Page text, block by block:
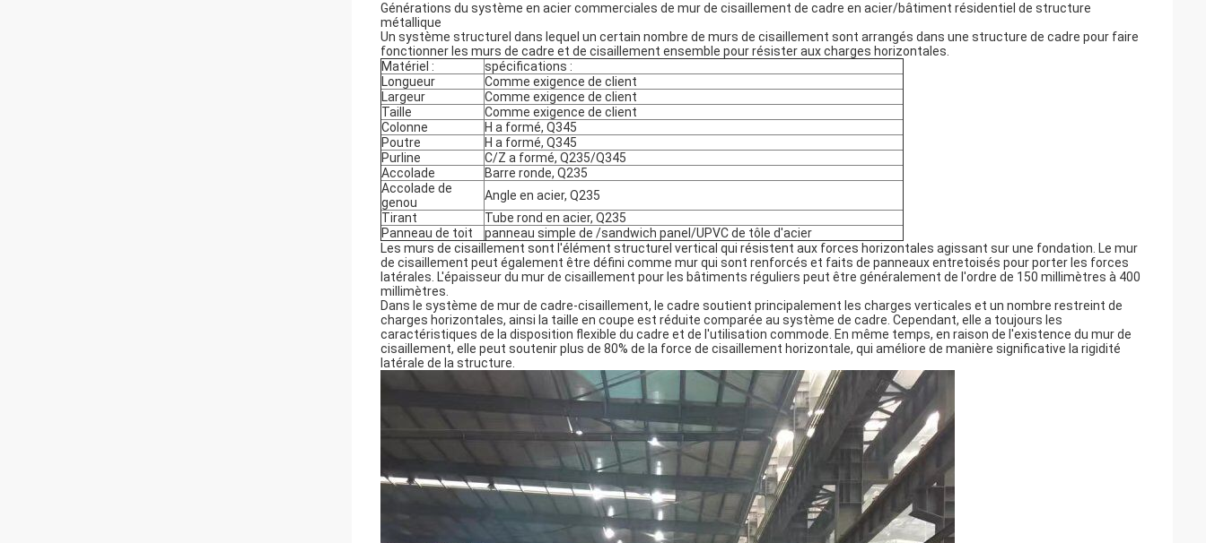
Générations du système en acier commerciales de mur de cisaillement de cadre en acier/bâtiment résidentiel de structure
métallique
Un système structurel dans lequel un certain nombre de murs de cisaillement sont arrangés dans une structure de cadre pour faire
fonctionner les murs de cadre et de cisaillement ensemble pour résister aux charges horizontales.
Matériel :
spécifications :
Longueur
Comme exigence de client
Largeur
Comme exigence de client
Taille
Comme exigence de client
Colonne
H a formé, Q345
Poutre
H a formé, Q345
Purline
C/Z a formé, Q235/Q345
Accolade
Barre ronde, Q235
Accolade de
genou
Angle en acier, Q235
Tirant
Tube rond en acier, Q235
Panneau de toit
panneau simple de /sandwich panel/UPVC de tôle d'acier
Les murs de cisaillement sont l'élément structurel vertical qui résistent aux forces horizontales agissant sur une fondation. Le mur
de cisaillement peut également être défini comme mur qui sont renforcés et faits de panneaux entretoisés pour porter les forces
latérales. L'épaisseur du mur de cisaillement pour les bâtiments réguliers peut être généralement de l'ordre de 150 millimètres à 400
millimètres.
Dans le système de mur de cadre-cisaillement, le cadre soutient principalement les charges verticales et un nombre restreint de
charges horizontales, ainsi la taille en coupe est réduite comparée au système de cadre. Cependant, elle a toujours les
caractéristiques de la disposition flexible du cadre et de l'utilisation commode. En même temps, en raison de l'existence du mur de
cisaillement, elle peut soutenir plus de 80% de la force de cisaillement horizontale, qui améliore de manière significative la rigidité
latérale de la structure.